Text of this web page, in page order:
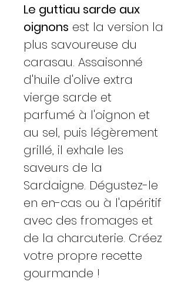
Le guttiau sarde aux
oignons est la version la
plus savoureuse du
carasau. Assaisonné
d'huile d'olive extra
vierge sarde et
parfumé à l'oignon et
au sel, puis légèrement
grillé, il exhale les
saveurs de la
Sardaigne. Dégustez-le
en en-cas ou à l'apéritif
avec des fromages et
de la charcuterie. Créez
votre propre recette
gourmande !